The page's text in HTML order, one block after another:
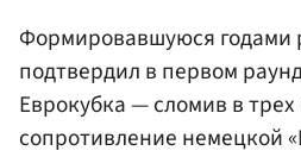
Формировавшуюся годами
подтвердил в первом
Еврокубка — сломив в трех
сопротивление немецкой